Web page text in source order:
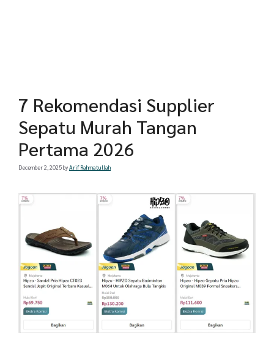
7 Rekomendasi Supplier
Sepatu Murah Tangan
Pertama 2026
December 2, 2025byArif Rahmatullah